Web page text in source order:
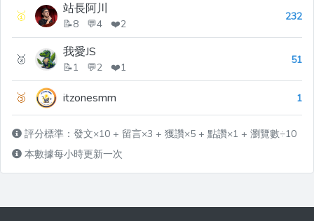
🥇 站長阿川
📝8 💬4 ❤️2
232
🥈 我愛JS
📝1 💬2 ❤️1
51
🥉 itzonesmm 1
評分標準：發文×10 + 留言×3 + 獲讚×5 + 點讚×1 + 瀏覽數÷10
本數據每小時更新一次